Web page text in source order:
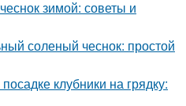
зимой: советы и
соленый чеснок: простой
клубники на грядку: